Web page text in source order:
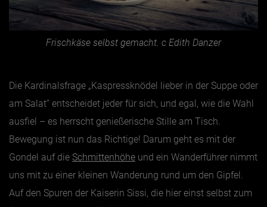
Frischkäse selbst gemacht. c Edith Danzer
Die Kardinalsfrage „Kaspressknödel lieber in der Suppe oder
am Salat“ entscheidet jeder für sich, und egal, wie die Wahl
ausfiel – es herrscht genießerische Stille am Tisch.
Bewegung ist nun das Richtige! Darum geht es mit der
Gondel auf die Schmittenhöhe und ein Wanderführer nimmt
uns mit zu einer kleinen Wanderung rund um den Gipfel.
Auf den Spuren der Kaiserin Sissi, die hier einst selbst zum